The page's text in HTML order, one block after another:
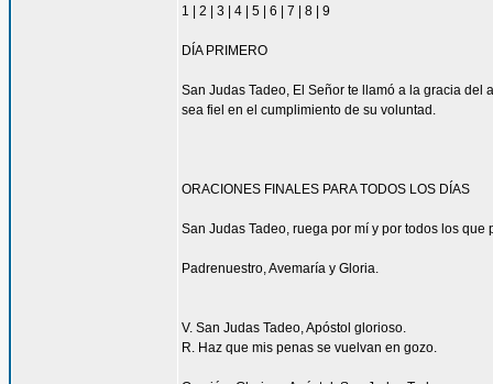
1 | 2 | 3 | 4 | 5 | 6 | 7 | 8 | 9
DÍA PRIMERO
San Judas Tadeo, El Señor te llamó a la gracia
sea fiel en el cumplimiento de su voluntad.
ORACIONES FINALES PARA TODOS LOS DÍAS
San Judas Tadeo, ruega por mí y por todos los que
Padrenuestro, Avemaría y Gloria.
V. San Judas Tadeo, Apóstol glorioso.
R. Haz que mis penas se vuelvan en gozo.